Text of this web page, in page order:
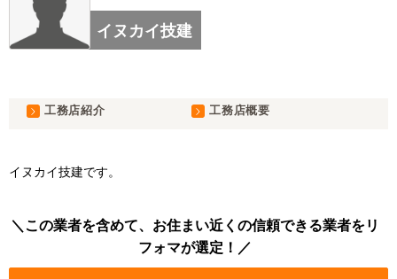
イヌカイ技建
工務店紹介 工務店概要
イヌカイ技建です。
この業者を含めて、お住まい近くの信頼できる業者をリ
フォマが選定！